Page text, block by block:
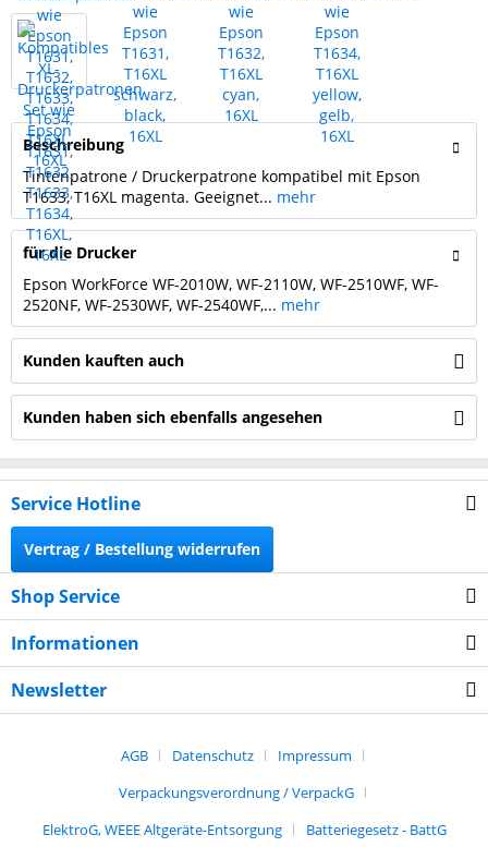
Beschreibung
Tintenpatrone / Druckerpatrone kompatibel mit Epson
T1633, T16XL magenta. Geeignet... mehr
für die Drucker
Epson WorkForce WF-2010W, WF-2110W, WF-2510WF, WF-
2520NF, WF-2530WF, WF-2540WF,... mehr
Kunden kauften auch
Kunden haben sich ebenfalls angesehen
Service Hotline
Vertrag / Bestellung widerrufen
Shop Service
Informationen
Newsletter
AGB Datenschutz
Impressum
Verpackungsverordnung / VerpackG
ElektroG, WEEE Altgeräte-Entsorgung
Batteriegesetz - BattG